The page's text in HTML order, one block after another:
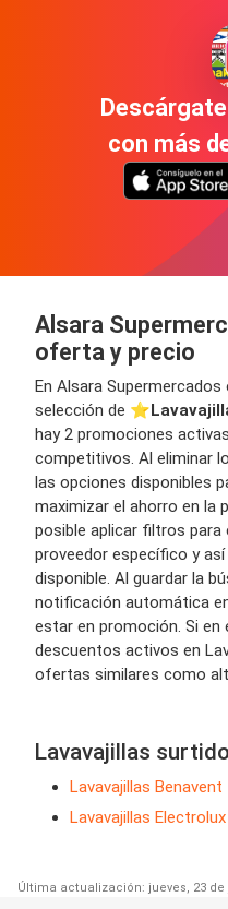
con más
Alsara
oferta y precio
En Alsara
selección de ⭐️
hay 2 promociones
competitivos. Al eliminar
las opciones disponibles
maximizar el ahorro en la
posible aplicar filtros
proveedor específico y
disponible. Al guardar la
notificación automática
estar en promoción. Si
descuentos activos en
ofertas similares como
Lavavajillas surtido
Lavavajillas Benavent
Lavavajillas Electrolux
Última actualización: jueves, 23 de